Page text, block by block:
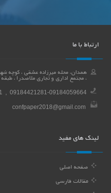
ارتباط با ما
، مجتمع اداری و تجاری ملاصدرا ، طبقه
, 09184421281-09184059664
confpaper2018@gmail.com
لینک های مفید
صفحه اصلی
مقالات فارسی